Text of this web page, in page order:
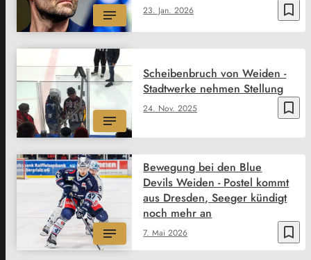
bookmark_border
23. Jan. 2026
bookmark_border
24. Nov. 2025
Scheibenbruch von Weiden -
Stadtwerke nehmen Stellung
bookmark_border
7. Mai 2026
Bewegung bei den Blue
Devils Weiden - Postel kommt
aus Dresden, Seeger kündigt
noch mehr an